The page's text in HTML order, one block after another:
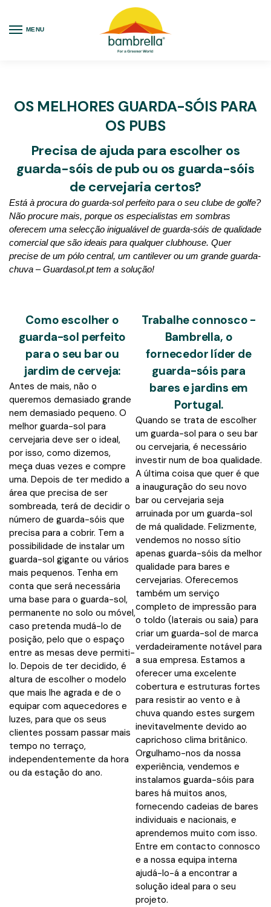
MENU
OS MELHORES GUARDA-SÓIS PARA
OS PUBS
Precisa de ajuda para escolher os
guarda-sóis de pub ou os guarda-sóis
de cervejaria certos?
Está à procura do guarda-sol perfeito para o seu clube de golfe?
Não procure mais, porque os especialistas em sombras
oferecem uma selecção inigualável de guarda-sóis de qualidade
comercial que são ideais para qualquer clubhouse. Quer
precise de um pólo central, um cantilever ou um grande guarda-
chuva – Guardasol.pt tem a solução!
Como escolher o
guarda-sol perfeito
para o seu bar ou
jardim de cerveja:
Antes de mais, não o
queremos demasiado grande
nem demasiado pequeno. O
melhor guarda-sol para
cervejaria deve ser o ideal,
por isso, como dizemos,
meça duas vezes e compre
uma. Depois de ter medido a
área que precisa de ser
sombreada, terá de decidir o
número de guarda-sóis que
precisa para a cobrir. Tem a
possibilidade de instalar um
guarda-sol gigante ou vários
mais pequenos. Tenha em
conta que será necessária
uma base para o guarda-sol,
permanente no solo ou móvel,
caso pretenda mudá-lo de
posição, pelo que o espaço
entre as mesas deve permiti-
lo. Depois de ter decidido, é
altura de escolher o modelo
que mais lhe agrada e de o
equipar com aquecedores e
luzes, para que os seus
clientes possam passar mais
tempo no terraço,
independentemente da hora
ou da estação do ano.
Trabalhe connosco -
Bambrella, o
fornecedor líder de
guarda-sóis para
bares e jardins em
Portugal.
Quando se trata de escolher
um guarda-sol para o seu bar
ou cervejaria, é necessário
investir num de boa qualidade.
A última coisa que quer é que
a inauguração do seu novo
bar ou cervejaria seja
arruinada por um guarda-sol
de má qualidade. Felizmente,
vendemos no nosso sítio
apenas guarda-sóis da melhor
qualidade para bares e
cervejarias. Oferecemos
também um serviço
completo de impressão para
o toldo (laterais ou saia) para
criar um guarda-sol de marca
verdadeiramente notável para
a sua empresa. Estamos a
oferecer uma excelente
cobertura e estruturas fortes
para resistir ao vento e à
chuva quando estes surgem
inevitavelmente devido ao
caprichoso clima britânico.
Orgulhamo-nos da nossa
experiência, vendemos e
instalamos guarda-sóis para
bares há muitos anos,
fornecendo cadeias de bares
individuais e nacionais, e
aprendemos muito com isso.
Entre em contacto connosco
e a nossa equipa interna
ajudá-lo-á a encontrar a
solução ideal para o seu
projeto.